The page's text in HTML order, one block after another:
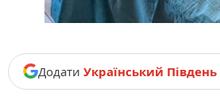
Додати Український Південь